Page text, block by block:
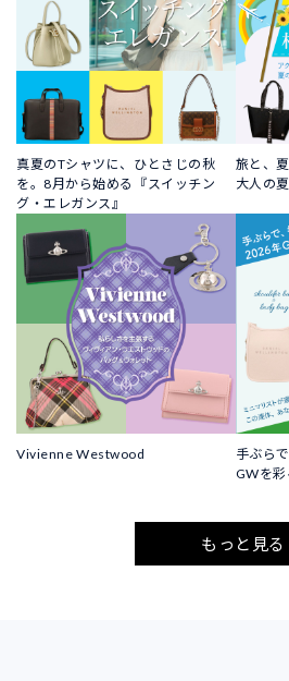
真夏のTシャツに、ひとさじの秋
を。8月から始める『スイッチン
グ・エレガンス』
旅と、
大人の
Vivienne Westwood
手ぶら
GWを
もっと見る